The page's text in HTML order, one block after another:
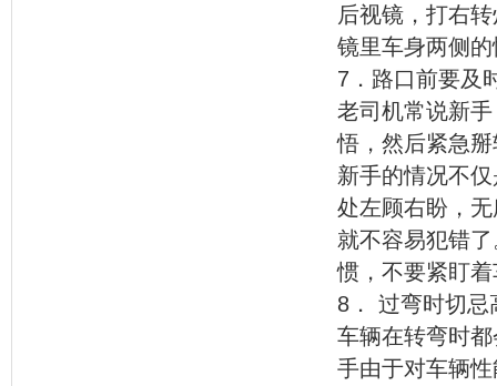
后视镜，打右
镜里车身两侧
7．路口前要及
老司机常说新
悟，然后紧急
新手的情况不
处左顾右盼，
就不容易犯错
惯，不要紧盯
8． 过弯时切忌
车辆在转弯时
手由于对车辆